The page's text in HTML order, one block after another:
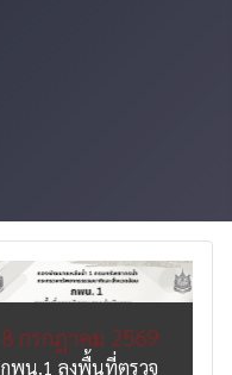
8 กรกฎาคม 2569
กพน.1 ลงพื้นที่ตรวจ